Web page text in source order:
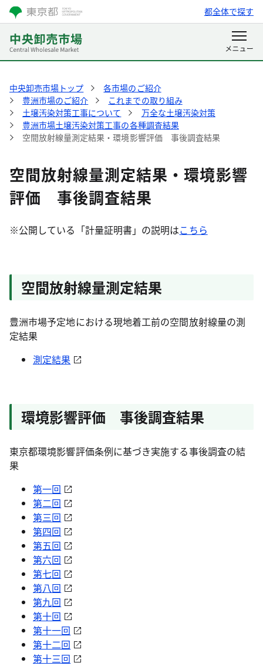
都全体で探す
中央卸売市場トップ
各市場のご紹介
豊洲市場のご紹介
これまでの取り組み
土壌汚染対策工事について
万全な土壌汚染対策
豊洲市場土壌汚染対策工事の各種調査結果
空間放射線量測定結果・環境影響評価 事後調査結果
空間放射線量測定結果・環境影響
評価 事後調査結果
※公開している「計量証明書」の説明はこちら
空間放射線量測定結果
豊洲市場予定地における現地着工前の空間放射線量の測
定結果
測定結果
環境影響評価 事後調査結果
東京都環境影響評価条例に基づき実施する事後調査の結
果
第一回
第二回
第三回
第四回
第五回
第六回
第七回
第八回
第九回
第十回
第十一回
第十二回
第十三回